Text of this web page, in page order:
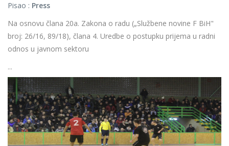
Pisao : Press
Na osnovu člana 20a. Zakona o radu („Službene novine F BiH"
broj: 26/16, 89/18), člana 4. Uredbe o postupku prijema u radni
odnos u javnom sektoru
...
Više...